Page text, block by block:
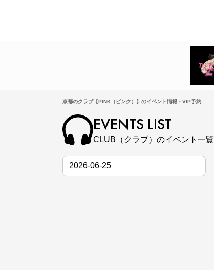
京都のクラブ【PINK（ピンク）】のイベント情報・VIP予約
EVENTS LIST
CLUB（クラブ）のイベント一覧